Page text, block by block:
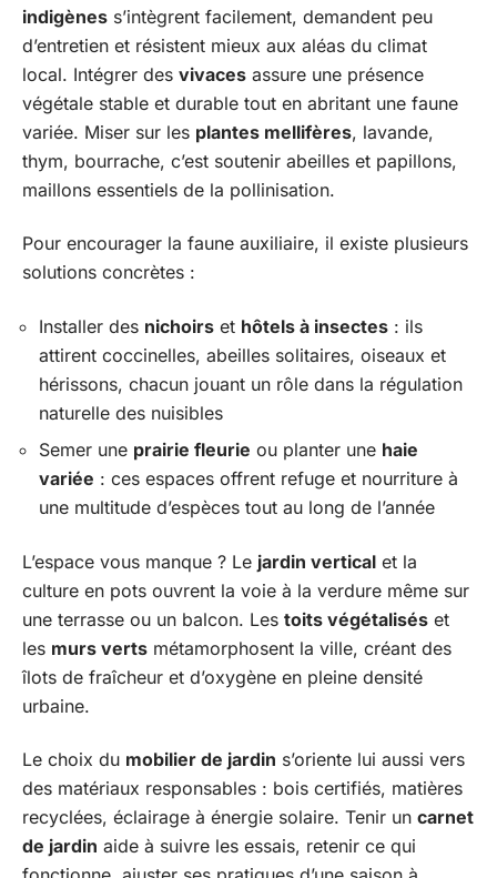
indigènes s’intègrent facilement, demandent peu
d’entretien et résistent mieux aux aléas du climat
local. Intégrer des vivaces assure une présence
végétale stable et durable tout en abritant une faune
variée. Miser sur les plantes mellifères, lavande,
thym, bourrache, c’est soutenir abeilles et papillons,
maillons essentiels de la pollinisation.
Pour encourager la faune auxiliaire, il existe plusieurs
solutions concrètes :
Installer des nichoirs et hôtels à insectes : ils
attirent coccinelles, abeilles solitaires, oiseaux et
hérissons, chacun jouant un rôle dans la régulation
naturelle des nuisibles
Semer une prairie fleurie ou planter une haie
variée : ces espaces offrent refuge et nourriture à
une multitude d’espèces tout au long de l’année
L’espace vous manque ? Le jardin vertical et la
culture en pots ouvrent la voie à la verdure même sur
une terrasse ou un balcon. Les toits végétalisés et
les murs verts métamorphosent la ville, créant des
îlots de fraîcheur et d’oxygène en pleine densité
urbaine.
Le choix du mobilier de jardin s’oriente lui aussi vers
des matériaux responsables : bois certifiés, matières
recyclées, éclairage à énergie solaire. Tenir un carnet
de jardin aide à suivre les essais, retenir ce qui